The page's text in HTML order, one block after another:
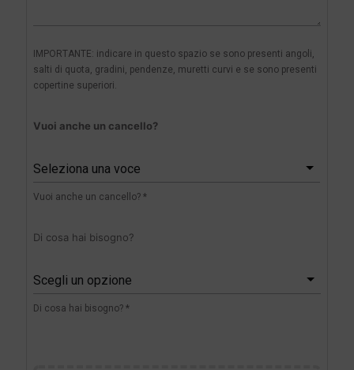
IMPORTANTE: indicare in questo spazio se sono presenti angoli,
salti di quota, gradini, pendenze, muretti curvi e se sono presenti
copertine superiori.
Vuoi anche un cancello?
Seleziona una voce
Vuoi anche un cancello? *
Di cosa hai bisogno?
Scegli un opzione
Di cosa hai bisogno? *